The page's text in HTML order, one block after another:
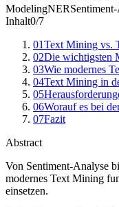
ModelingNER
Inhalt0/7
01Text Mining vs.
02Die wichtigsten
03Wie modernes
04Text Mining in
05
06Worauf es bei
07Fazit
Abstract
Von Sentiment-Analyse
modernes Text Mining
einsetzen.